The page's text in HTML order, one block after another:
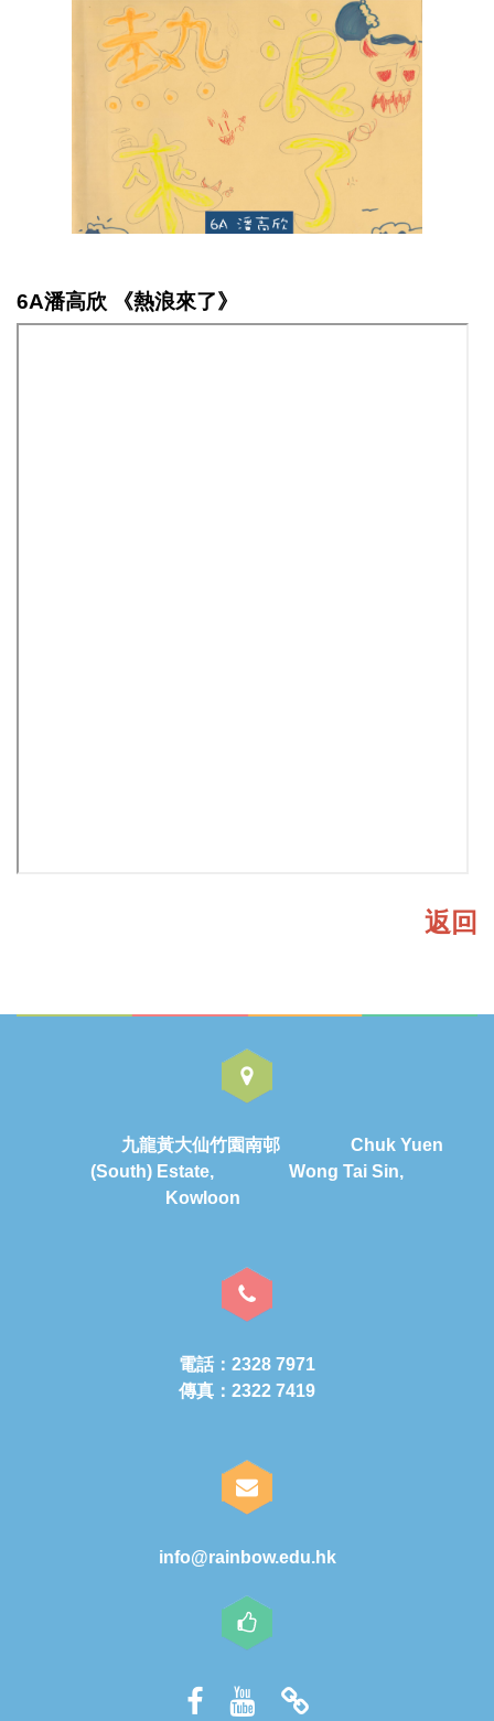
6A潘高欣 《熱浪來了》
返回
九龍黃大仙竹園南邨 Chuk Yuen
(South) Estate, Wong Tai Sin,
Kowloon
電話：2328 7971
傳真：2322 7419
info@rainbow.edu.hk